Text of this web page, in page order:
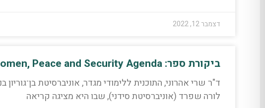
דצמבר 12, 2022
ביקורת ספר: Laura J. Shepherd, Narrating the Women, Peace and Security Agenda
לורה שפרד (אוניברסיטת סידני), שבו היא מציגה קריאה